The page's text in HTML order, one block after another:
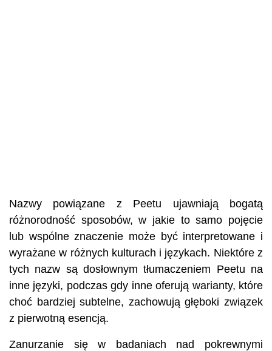
Nazwy powiązane z Peetu ujawniają bogatą
różnorodność sposobów, w jakie to samo pojęcie
lub wspólne znaczenie może być interpretowane i
wyrażane w różnych kulturach i językach. Niektóre z
tych nazw są dosłownym tłumaczeniem Peetu na
inne języki, podczas gdy inne oferują warianty, które
choć bardziej subtelne, zachowują głęboki związek
z pierwotną esencją.
Zanurzanie się w badaniach nad pokrewnymi